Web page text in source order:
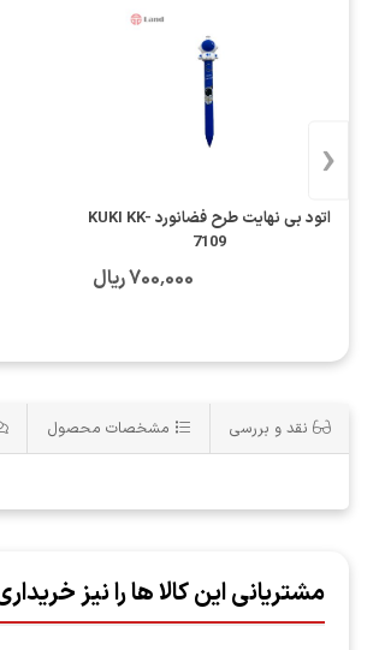
اتود بی نهایت طرح فضانورد KUKI KK-
7109
700٬000 ریال
‹
نقد و بررسی مشخصات محصول
مشتریانی این کالا ها را نیز